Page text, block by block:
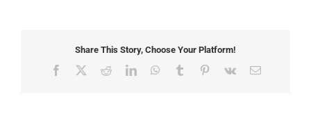
Share This Story, Choose Your Platform!
Facebook RedditLinkedInWhatsApp
Tumblr Pinterest
Vk Email